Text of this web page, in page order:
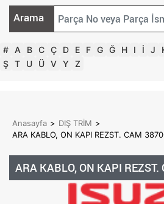
Arama
# A B C Ç D E F G Ğ H I İ J
Ş T U Ü V Y Z
Anasayfa > DIŞ TRİM >
ARA KABLO, ON KAPI REZST. CAM
ARA KABLO, ON KAPI REZST.